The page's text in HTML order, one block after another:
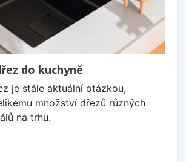
do kuchyně
je stále aktuální otázkou,
množství dřezů různých
na trhu.